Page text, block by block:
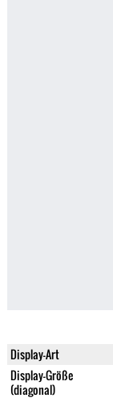
Display-Art
Display-Größe
(diagonal)